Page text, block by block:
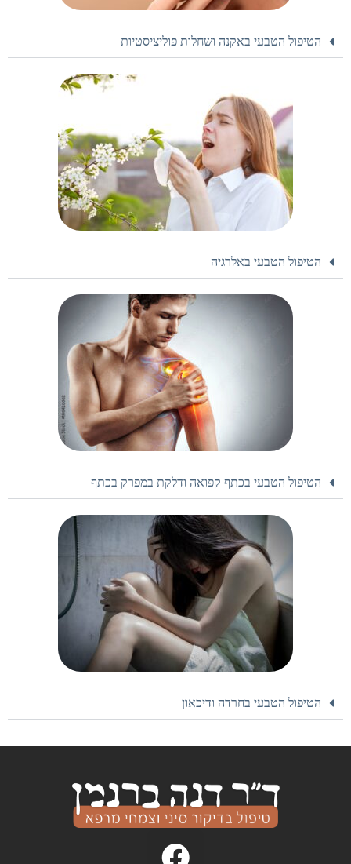
הטיפול הטבעי באקנה ושחלות פוליציסטיות
הטיפול הטבעי באלרגיה
הטיפול הטבעי בכתף קפואה ודלקת במפרק בכתף
הטיפול הטבעי בחרדה ודיכאון